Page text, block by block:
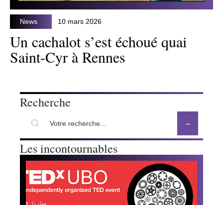
News 10 mars 2026
Un cachalot s’est échoué quai
Saint-Cyr à Rennes
Recherche
Les incontournables